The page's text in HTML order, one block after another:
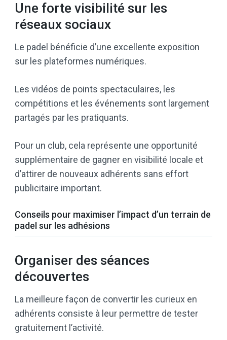
Une forte visibilité sur les
réseaux sociaux
Le padel bénéficie d’une excellente exposition
sur les plateformes numériques.
Les vidéos de points spectaculaires, les
compétitions et les événements sont largement
partagés par les pratiquants.
Pour un club, cela représente une opportunité
supplémentaire de gagner en visibilité locale et
d’attirer de nouveaux adhérents sans effort
publicitaire important.
Conseils pour maximiser l’impact d’un terrain de
padel sur les adhésions
Organiser des séances
découvertes
La meilleure façon de convertir les curieux en
adhérents consiste à leur permettre de tester
gratuitement l’activité.